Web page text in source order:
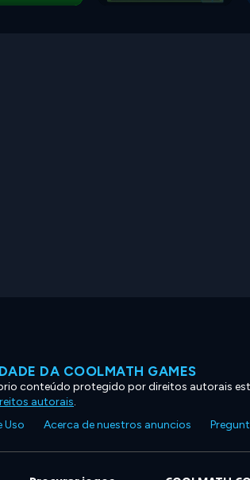
DA COOLMATH GAMES
conteúdo protegido por direitos autorais
autorais.
Uso Acerca de nuestros anuncios